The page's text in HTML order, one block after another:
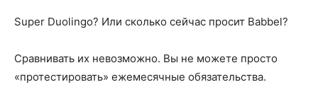
Super Duolingo? Или сколько сейчас просит Babbel?
Сравнивать их невозможно. Вы не можете просто
«протестировать» ежемесячные обязательства.